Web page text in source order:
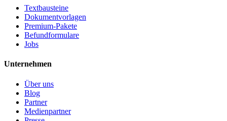
Textbausteine
Dokumentvorlagen
Premium-Pakete
Befundformulare
Jobs
Unternehmen
Über uns
Blog
Partner
Medienpartner